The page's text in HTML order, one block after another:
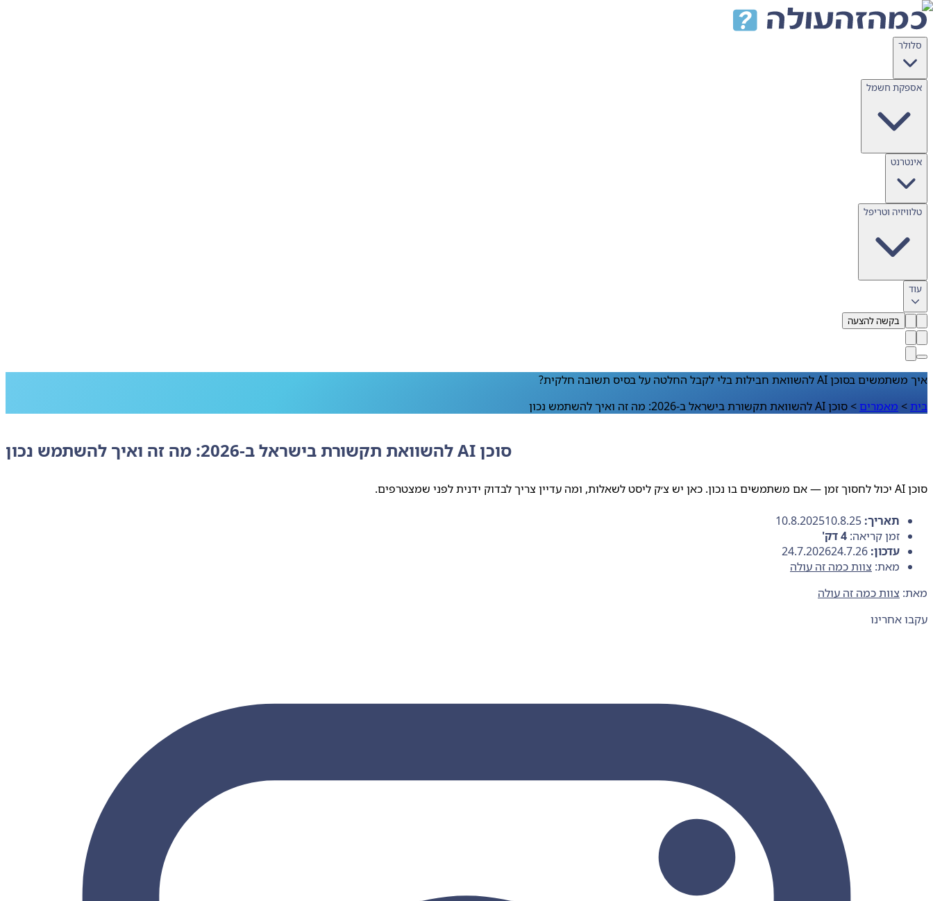
דלג לתוכן
סלולר
אספקת חשמל
אינטרנט
טלוויזיה וטריפל
עוד
בקשה להצעה
איך משתמשים בסוכן AI להשוואת חבילות בלי לקבל החלטה על בסיס תשובה חלקית?
בית> מאמרים >סוכן AI להשוואת תקשורת בישראל ב‑2026: מה זה ואיך להשתמש נכון
סוכן AI להשוואת תקשורת בישראל ב‑2026: מה זה ואיך להשתמש נכון
סוכן AI יכול לחסוך זמן — אם משתמשים בו נכון. כאן יש צ׳ק ליסט לשאלות, ומה עדיין צריך לבדוק ידנית לפני שמצטרפים.
תאריך: 10.8.202510.8.25
זמן קריאה: 4דק'
עדכון:
24.7.202624.7.26
מאת: צוות כמה זה עולה
מאת: צוות כמה זה עולה
עקבו אחרינו